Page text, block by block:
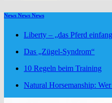
News News News
Liberty – „das Pferd
Das „Zügel-Syndrom“
10 Regeln beim Training
Natural Horsemanship: